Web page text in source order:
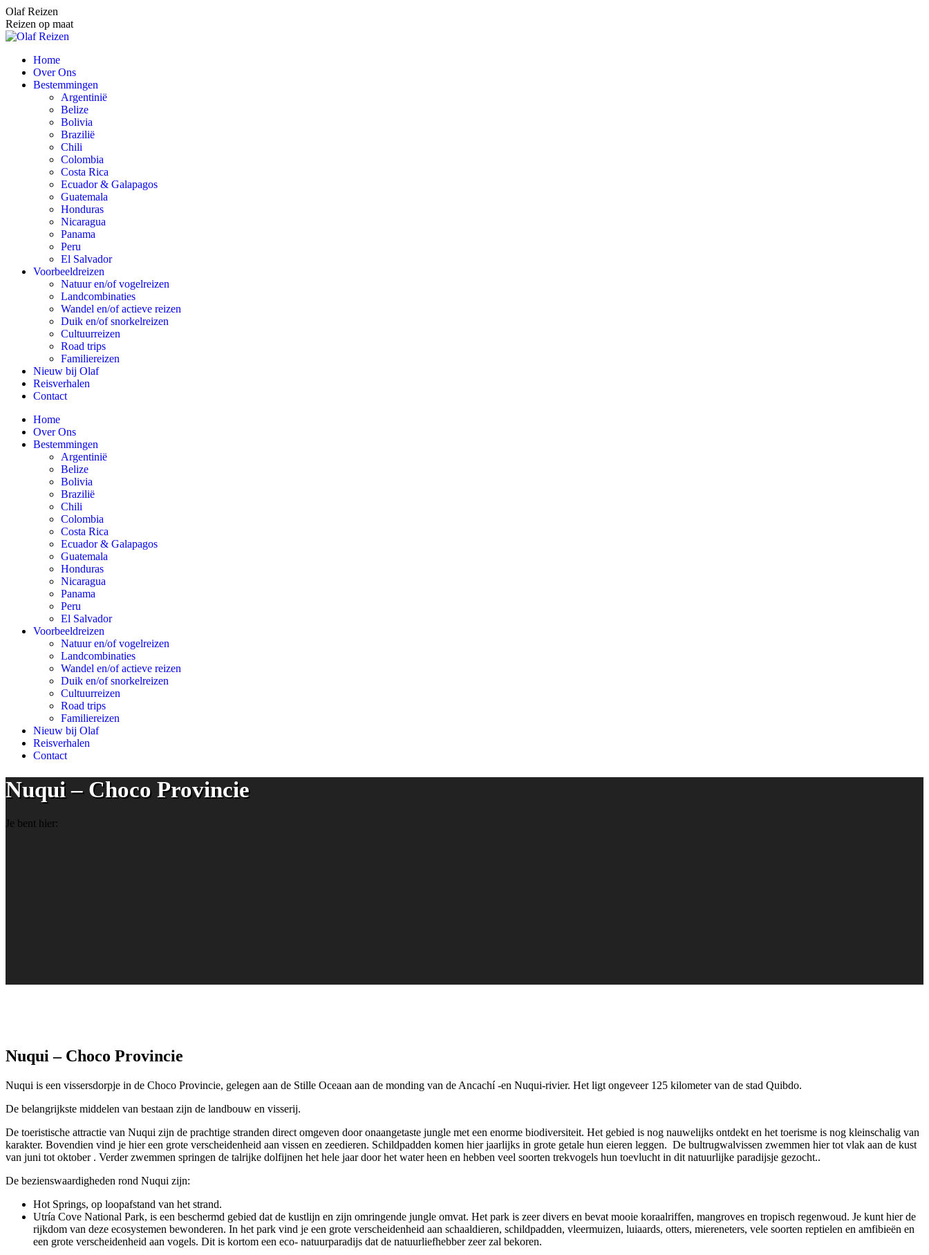
Spring
naar
content
Olaf Reizen
Reizen op maat
Home
Over Ons
Bestemmingen
Argentinië
Belize
Bolivia
Brazilië
Chili
Colombia
Costa Rica
Ecuador & Galapagos
Guatemala
Honduras
Nicaragua
Panama
Peru
El Salvador
Voorbeeldreizen
Natuur en/of vogelreizen
Landcombinaties
Wandel en/of actieve reizen
Duik en/of snorkelreizen
Cultuurreizen
Road trips
Familiereizen
Nieuw bij Olaf
Reisverhalen
Contact
Home
Over Ons
Bestemmingen
Argentinië
Belize
Bolivia
Brazilië
Chili
Colombia
Costa Rica
Ecuador & Galapagos
Guatemala
Honduras
Nicaragua
Panama
Peru
El Salvador
Voorbeeldreizen
Natuur en/of vogelreizen
Landcombinaties
Wandel en/of actieve reizen
Duik en/of snorkelreizen
Cultuurreizen
Road trips
Familiereizen
Nieuw bij Olaf
Reisverhalen
Contact
Nuqui – Choco Provincie
Je bent hier:
Nuqui – Choco Provincie
Nuqui is een vissersdorpje in de Choco Provincie, gelegen aan de Stille Oceaan aan de monding van de Ancachí -en Nuqui-rivier. Het ligt ongeveer 125 kilometer van de stad Quibdo.
De belangrijkste middelen van bestaan zijn de landbouw en visserij.
De toeristische attractie van Nuqui zijn de prachtige stranden direct omgeven door onaangetaste jungle met een enorme biodiversiteit. Het gebied is nog nauwelijks ontdekt en het toerisme is nog kleinschalig van
karakter. Bovendien vind je hier een grote verscheidenheid aan vissen en zeedieren. Schildpadden komen hier jaarlijks in grote getale hun eieren leggen. De bultrugwalvissen zwemmen hier tot vlak aan de kust
van juni tot oktober . Verder zwemmen springen de talrijke dolfijnen het hele jaar door het water heen en hebben veel soorten trekvogels hun toevlucht in dit natuurlijke paradijsje gezocht..
De bezienswaardigheden rond Nuqui zijn:
Hot Springs, op loopafstand van het strand.
Utría Cove National Park, is een beschermd gebied dat de kustlijn en zijn omringende jungle omvat. Het park is zeer divers en bevat mooie koraalriffen, mangroves en tropisch regenwoud. Je kunt hier de
rijkdom van deze ecosystemen bewonderen. In het park vind je een grote verscheidenheid aan schaaldieren, schildpadden, vleermuizen, luiaards, otters, miereneters, vele soorten reptielen en amfibieën en
een grote verscheidenheid aan vogels. Dit is kortom een eco- natuurparadijs dat de natuurliefhebber zeer zal bekoren.